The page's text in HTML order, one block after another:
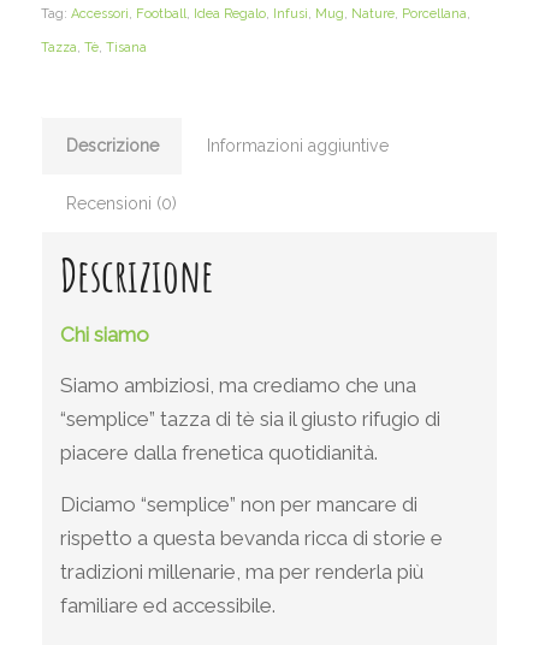
Tag: Accessori, Football, Idea Regalo, Infusi, Mug, Nature, Porcellana,
Tazza, Tè, Tisana
Descrizione Informazioni aggiuntive
Recensioni (0)
Descrizione
Chi siamo
Siamo ambiziosi, ma crediamo che una
“semplice” tazza di tè sia il giusto rifugio di
piacere dalla frenetica quotidianità.
Diciamo “semplice” non per mancare di
rispetto a questa bevanda ricca di storie e
tradizioni millenarie, ma per renderla più
familiare ed accessibile.